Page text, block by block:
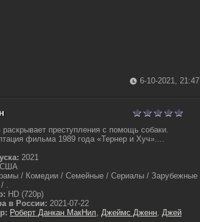
6-10-2021, 21:47
раскрывает преступления с помощь собаки.
фильма 1989 года «Тернер и Хуч»....
2021
США
/ Комедии / Семейные / Сериалы / Зарубежные
.
HD (720p)
в России: 2021-07-22
Роберт Данкан МакНил, Джеймс Дженн, Джей